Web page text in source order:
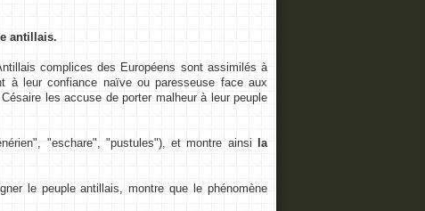
antillais.
complices des Européens sont assimilés à
à leur confiance naïve ou paresseuse face aux
les accuse de porter malheur à leur peuple
"eschare", "pustules"), et montre ainsi la
le peuple antillais, montre que le phénomène